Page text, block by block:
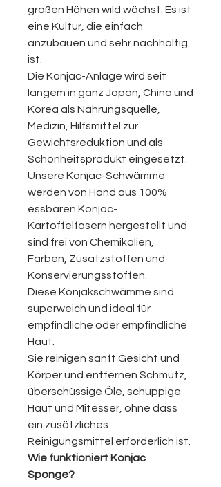
großen Höhen wild wächst. Es ist
eine Kultur, die einfach
anzubauen und sehr nachhaltig
ist.
Die Konjac-Anlage wird seit
langem in ganz Japan, China und
Korea als Nahrungsquelle,
Medizin, Hilfsmittel zur
Gewichtsreduktion und als
Schönheitsprodukt eingesetzt.
Unsere Konjac-Schwämme
werden von Hand aus 100%
essbaren Konjac-
Kartoffelfasern hergestellt und
sind frei von Chemikalien,
Farben, Zusatzstoffen und
Konservierungsstoffen.
Diese Konjakschwämme sind
superweich und ideal für
empfindliche oder empfindliche
Haut.
Sie reinigen sanft Gesicht und
Körper und entfernen Schmutz,
überschüssige Öle, schuppige
Haut und Mitesser, ohne dass
ein zusätzliches
Reinigungsmittel erforderlich ist.
Wie funktioniert Konjac
Sponge?